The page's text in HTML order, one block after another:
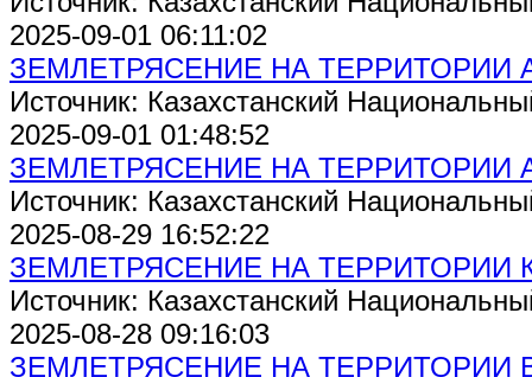
2025-09-01 06:11:02
ЗЕМЛЕТРЯСЕНИЕ НА ТЕРРИТОРИИ
Источник: Казахстанский
2025-09-01 01:48:52
ЗЕМЛЕТРЯСЕНИЕ НА ТЕРРИТОРИИ
Источник: Казахстанский
2025-08-29 16:52:22
ЗЕМЛЕТРЯСЕНИЕ НА ТЕРРИТОРИИ
Источник: Казахстанский
2025-08-28 09:16:03
ЗЕМЛЕТРЯСЕНИЕ НА ТЕРРИТОРИИ